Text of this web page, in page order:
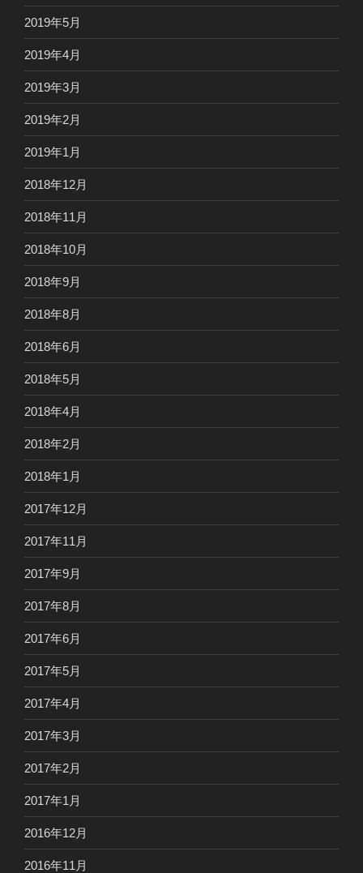
2019年5月
2019年4月
2019年3月
2019年2月
2019年1月
2018年12月
2018年11月
2018年10月
2018年9月
2018年8月
2018年6月
2018年5月
2018年4月
2018年2月
2018年1月
2017年12月
2017年11月
2017年9月
2017年8月
2017年6月
2017年5月
2017年4月
2017年3月
2017年2月
2017年1月
2016年12月
2016年11月